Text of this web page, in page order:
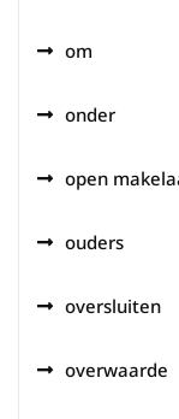
om
onder
open
ouders
oversluiten
overwaarde